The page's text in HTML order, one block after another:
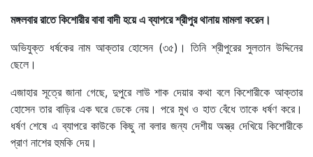
মঙ্গলবার রাতে কিশোরীর বাবা বাদী হয়ে এ ব্যাপরে শ্রীপুর থানায় মামলা করেন।
অভিযুক্ত ধর্ষকের নাম আক্তার হোসেন (৩৫)। তিনি শ্রীপুরের সুলতান উদ্দিনের
ছেলে।
এজাহার সূত্রে জানা গেছে, দুপুরে লাউ শাক দেয়ার কথা বলে কিশোরীকে আক্তার
হোসেন তার বাড়ির এক ঘরে ডেকে নেয়। পরে মুখ ও হাত বেঁধে তাকে ধর্ষণ করে।
ধর্ষণ শেষে এ ব্যাপরে কাউকে কিছু না বলার জন্য দেশীয় অস্ত্র দেখিয়ে কিশোরীকে
প্রাণ নাশের হুমকি দেয়।